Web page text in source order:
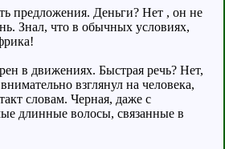
предложения. Деньги? Нет , он не
Знал, что в обычных условиях,
в движениях. Быстрая речь? Нет,
взглянул на человека,
словам. Черная, даже с
длинные волосы, связанные в